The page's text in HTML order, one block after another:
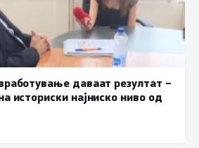
даваат резултат –
историски најниско ниво од